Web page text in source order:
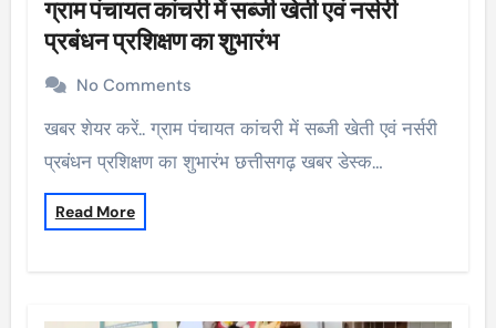
ग्राम पंचायत कांचरी में सब्जी खेती एवं नर्सरी
प्रबंधन प्रशिक्षण का शुभारंभ
No Comments
खबर शेयर करें.. ग्राम पंचायत कांचरी में सब्जी खेती एवं नर्सरी
प्रबंधन प्रशिक्षण का शुभारंभ छत्तीसगढ़ खबर डेस्क…
Read More